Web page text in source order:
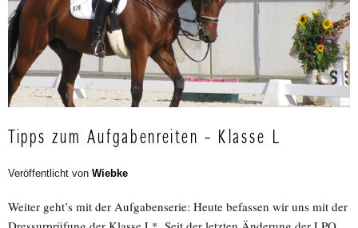
Tipps zum Aufgabenreiten – Klasse L
Veröffentlicht von Wiebke
Weiter geht’s mit der Aufgabenserie: Heute befassen wir uns mit der